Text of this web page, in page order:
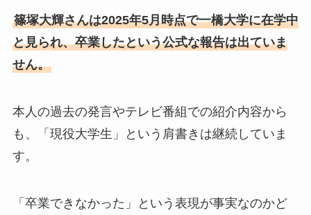
篠塚大輝さんは2025年5月時点で一橋大学に在学中
と見られ、卒業したという公式な報告は出ていま
せん。
本人の過去の発言やテレビ番組での紹介内容から
も、「現役大学生」という肩書きは継続していま
す。
「卒業できなかった」という表現が事実なのかど